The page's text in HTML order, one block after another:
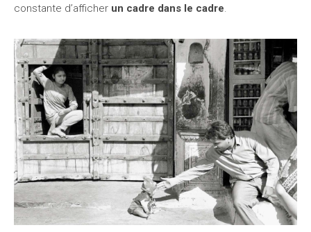
constante d’afficher un cadre dans le cadre.